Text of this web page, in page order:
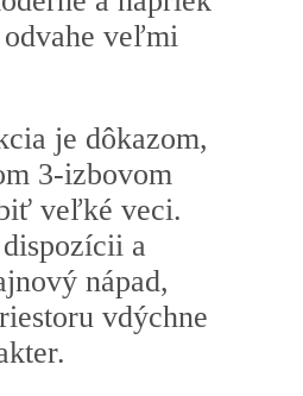
veľmi
je dôkazom,
3-izbovom
veľké veci.
a
nápad,
vdýchne